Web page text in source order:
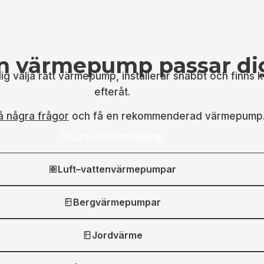
värmepump passar
välja rätt värmepump, installerar snabbt och finns
efteråt.
några frågor och få en rekommenderad värmepump.
Luft–vattenvärmepumpar
Bergvärmepumpar
Jordvärme